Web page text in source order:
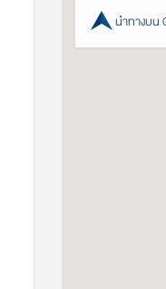
นำทางบน